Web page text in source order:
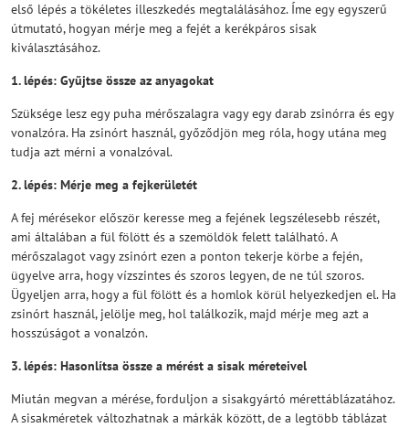
első lépés a tökéletes illeszkedés megtalálásához. Íme egy egyszerű
útmutató, hogyan mérje meg a fejét a kerékpáros sisak
kiválasztásához.
1. lépés: Gyűjtse össze az anyagokat
Szüksége lesz egy puha mérőszalagra vagy egy darab zsinórra és egy
vonalzóra. Ha zsinórt használ, győződjön meg róla, hogy utána meg
tudja azt mérni a vonalzóval.
2. lépés: Mérje meg a fejkerületét
A fej mérésekor először keresse meg a fejének legszélesebb részét,
ami általában a fül fölött és a szemöldök felett található. A
mérőszalagot vagy zsinórt ezen a ponton tekerje körbe a fején,
ügyelve arra, hogy vízszintes és szoros legyen, de ne túl szoros.
Ügyeljen arra, hogy a fül fölött és a homlok körül helyezkedjen el. Ha
zsinórt használ, jelölje meg, hol találkozik, majd mérje meg azt a
hosszúságot a vonalzón.
3. lépés: Hasonlítsa össze a mérést a sisak méreteivel
Miután megvan a mérése, forduljon a sisakgyártó mérettáblázatához.
A sisakméretek változhatnak a márkák között, de a legtöbb táblázat